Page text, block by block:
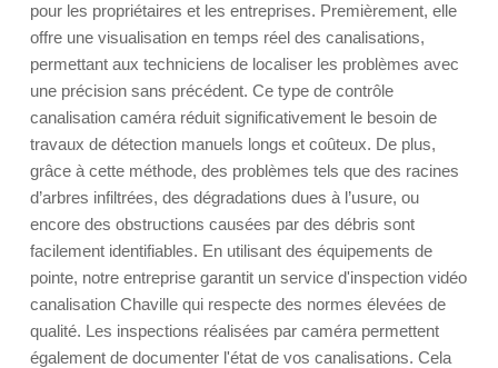
pour les propriétaires et les entreprises. Premièrement, elle
offre une visualisation en temps réel des canalisations,
permettant aux techniciens de localiser les problèmes avec
une précision sans précédent. Ce type de contrôle
canalisation caméra réduit significativement le besoin de
travaux de détection manuels longs et coûteux. De plus,
grâce à cette méthode, des problèmes tels que des racines
d’arbres infiltrées, des dégradations dues à l’usure, ou
encore des obstructions causées par des débris sont
facilement identifiables. En utilisant des équipements de
pointe, notre entreprise garantit un service d'inspection vidéo
canalisation Chaville qui respecte des normes élevées de
qualité. Les inspections réalisées par caméra permettent
également de documenter l'état de vos canalisations. Cela